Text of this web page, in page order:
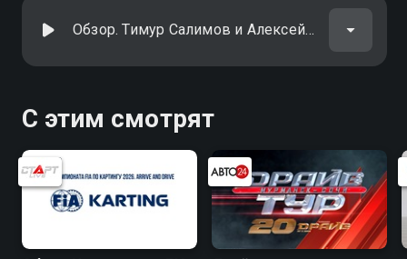
Обзор. Тимур Салимов и Алексей Уралец
С этим смотрят